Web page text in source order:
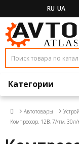
RU UA
Категории
Автотовары
Компрессор, 12В, 7Атм,